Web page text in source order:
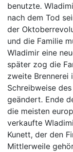
benutzte.
nach dem Tod
der
und die Familie
Wladimir eine
später zog die
zweite Brennerei
Schreibweise
geändert. Ende
die meisten
verkaufte
Kunett, der den
Mittlerweile